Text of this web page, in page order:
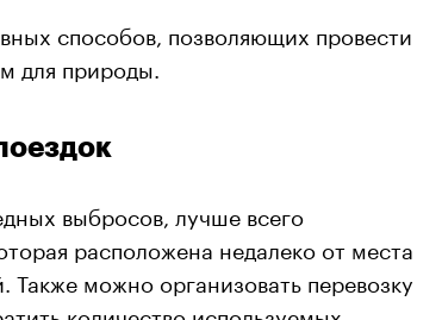
способов, позволяющих провести
для природы.
выбросов, лучше всего
расположена недалеко от места
можно организовать перевозку